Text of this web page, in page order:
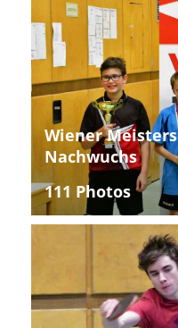
Wiener
Nachwuchs
111 Photos